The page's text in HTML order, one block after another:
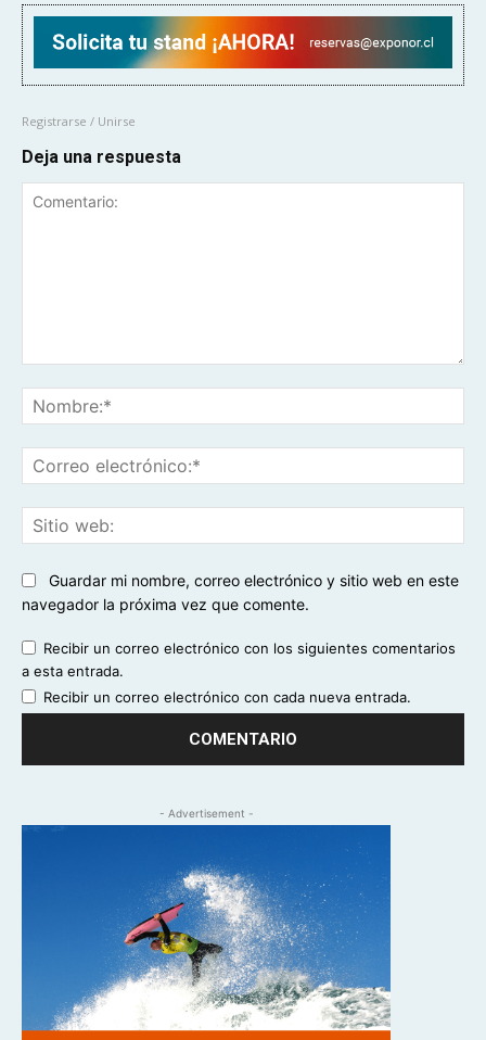
Registrarse / Unirse
Deja una respuesta
Guardar mi nombre, correo electrónico y sitio web en este
navegador la próxima vez que comente.
Recibir un correo electrónico con los siguientes comentarios
a esta entrada.
Recibir un correo electrónico con cada nueva entrada.
- Advertisement -